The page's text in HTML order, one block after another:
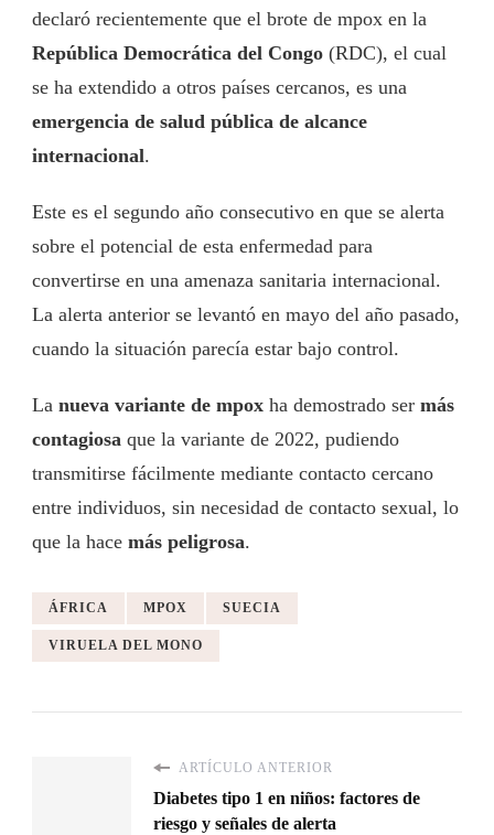
declaró recientemente que el brote de mpox en la
República Democrática del Congo (RDC), el cual
se ha extendido a otros países cercanos, es una
emergencia de salud pública de alcance
internacional.
Este es el segundo año consecutivo en que se alerta
sobre el potencial de esta enfermedad para
convertirse en una amenaza sanitaria internacional.
La alerta anterior se levantó en mayo del año pasado,
cuando la situación parecía estar bajo control.
La nueva variante de mpox ha demostrado ser más
contagiosa que la variante de 2022, pudiendo
transmitirse fácilmente mediante contacto cercano
entre individuos, sin necesidad de contacto sexual, lo
que la hace más peligrosa.
ÁFRICA MPOX SUECIA
VIRUELA DEL MONO
ARTÍCULO ANTERIOR
Diabetes tipo 1 en niños: factores de
riesgo y señales de alerta